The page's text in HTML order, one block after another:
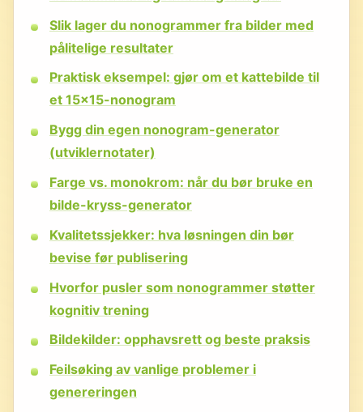
Slik lager du nonogrammer fra bilder med
pålitelige resultater
Praktisk eksempel: gjør om et kattebilde til
et 15×15-nonogram
Bygg din egen nonogram-generator
(utviklernotater)
Farge vs. monokrom: når du bør bruke en
bilde-kryss-generator
Kvalitetssjekker: hva løsningen din bør
bevise før publisering
Hvorfor pusler som nonogrammer støtter
kognitiv trening
Bildekilder: opphavsrett og beste praksis
Feilsøking av vanlige problemer i
genereringen